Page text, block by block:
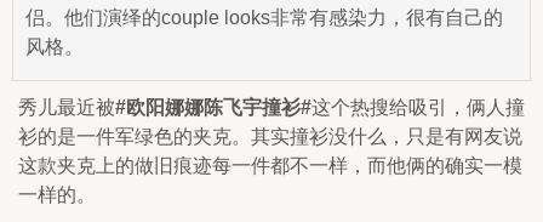
侣。他们演绎的couple looks非常有感染力，很有自己的
风格。
秀儿最近被#欧阳娜娜陈飞宇撞衫#这个热搜给吸引，俩人撞
衫的是一件军绿色的夹克。其实撞衫没什么，只是有网友说
这款夹克上的做旧痕迹每一件都不一样，而他俩的确实一模
一样的。